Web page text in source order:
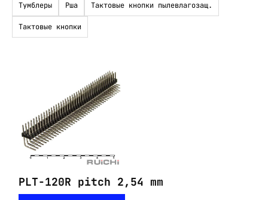
Тумблеры Рша Тактовые кнопки пылевлагозащ.
Тактовые кнопки
PLT-120R pitch 2,54 mm